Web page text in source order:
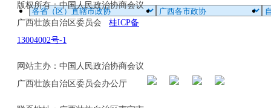
版权所有：中国人民政治协商会议
广西壮族自治区委员会 桂ICP备
13004002号-1
网站主办：中国人民政治协商会议
广西壮族自治区委员会办公厅